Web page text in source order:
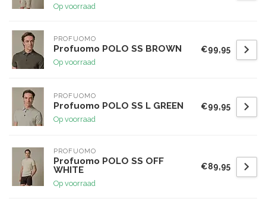
Op voorraad
PROFUOMO
Profuomo POLO SS BROWN
Op voorraad
€99,95
PROFUOMO
Profuomo POLO SS L GREEN
Op voorraad
€99,95
PROFUOMO
Profuomo POLO SS OFF
WHITE
Op voorraad
€89,95